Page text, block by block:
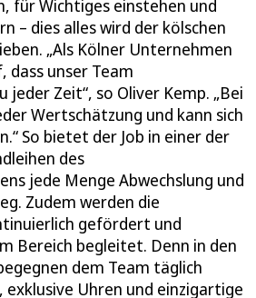
für Wichtiges einstehen und
– dies alles wird der kölschen
„Als Kölner Unternehmen
dass unser Team
jeder Zeit“, so Oliver Kemp. „Bei
Wertschätzung und kann sich
So bietet der Job in einer der
des
jede Menge Abwechslung und
Zudem werden die
gefördert und
Bereich begleitet. Denn in den
dem Team täglich
Uhren und einzigartige